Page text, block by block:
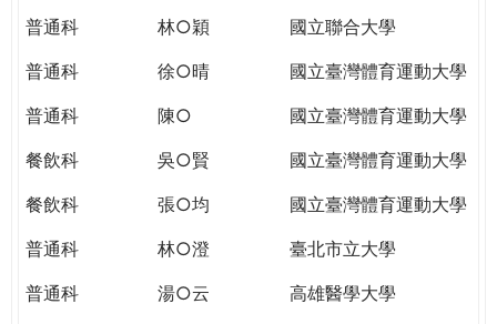
YOU
THE
CITIZENSHIP
普通科
林○穎
國立聯合大學
普通科
徐○晴
國立臺灣體育運動大學
普通科
陳○
國立臺灣體育運動大學
餐飲科
吳○賢
國立臺灣體育運動大學
餐飲科
張○均
國立臺灣體育運動大學
普通科
林○澄
臺北市立大學
普通科
湯○云
高雄醫學大學